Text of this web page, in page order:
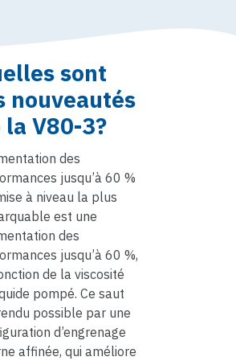
sont
nouveautés
la V80-3?
des
jusqu’à 60 %
à niveau la plus
est une
des
jusqu’à 60 %,
de la viscosité
pompé. Ce saut
possible par une
d’engrenage
affinée, qui améliore